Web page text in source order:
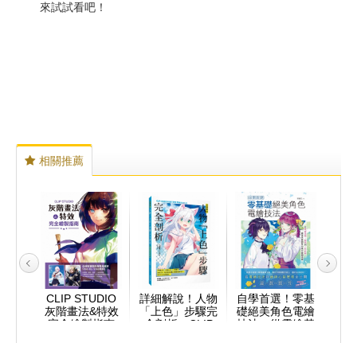
來試試看吧！
相關推薦
CLIP STUDIO
灰階畫法&特效
完全繪製指南
詳細解說！人物
「上色」步驟完
全剖析：CLIP
自學首選！零基
礎絕美角色電繪
技法：從電繪基